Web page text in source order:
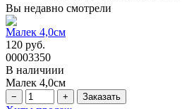
Вы недавно смотрели
Малек 4,0см
120 руб.
00003350
В наличиии
Малек 4,0см